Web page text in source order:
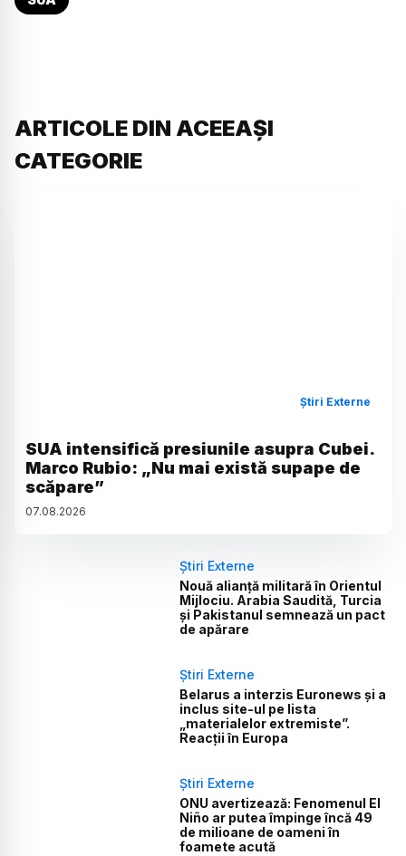
ARTICOLE DIN ACEEAȘI
CATEGORIE
Știri Externe
SUA intensifică presiunile asupra Cubei.
Marco Rubio: „Nu mai există supape de
scăpare”
07.08.2026
Știri Externe
Nouă alianță militară în Orientul
Mijlociu. Arabia Saudită, Turcia
și Pakistanul semnează un pact
de apărare
Știri Externe
Belarus a interzis Euronews și a
inclus site-ul pe lista
„materialelor extremiste”.
Reacții în Europa
Știri Externe
ONU avertizează: Fenomenul El
Niño ar putea împinge încă 49
de milioane de oameni în
foamete acută